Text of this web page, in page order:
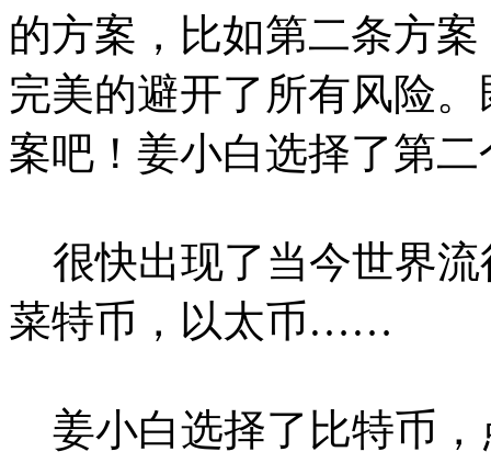
的方案，比如第二条方
完美的避开了所有风险
案吧！姜小白选择了第二
很快出现了当今世界流
菜特币，以太币……
姜小白选择了比特币，